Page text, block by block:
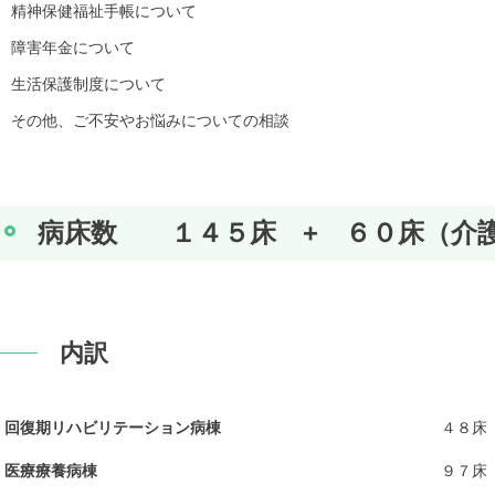
精神保健福祉手帳について
障害年金について
生活保護制度について
その他、ご不安やお悩みについての相談
病床数 １４５床 + ６０床（介護
内訳
回復期リハビリテーション病棟 ４８床
医療療養病棟 ９７床